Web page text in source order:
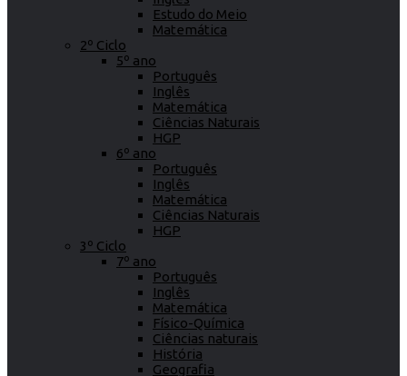
Estudo do Meio
Matemática
2º Ciclo
5º ano
Português
Inglês
Matemática
Ciências Naturais
HGP
6º ano
Português
Inglês
Matemática
Ciências Naturais
HGP
3º Ciclo
7º ano
Português
Inglês
Matemática
Físico-Química
Ciências naturais
História
Geografia